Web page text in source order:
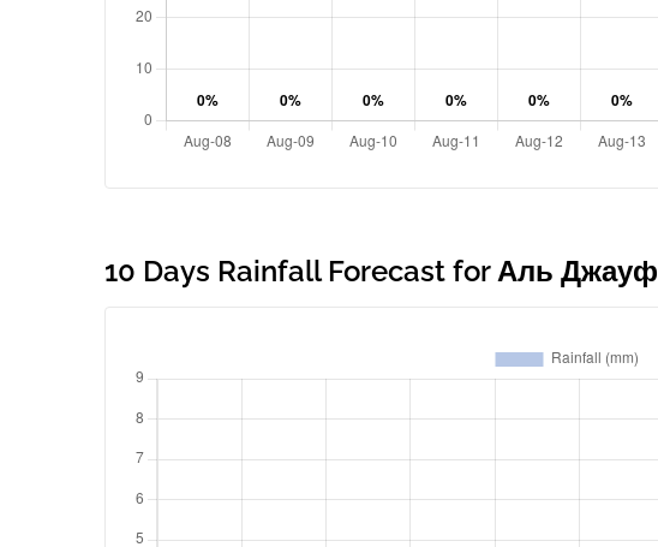
10 Days Rainfall Forecast for Аль Джауф